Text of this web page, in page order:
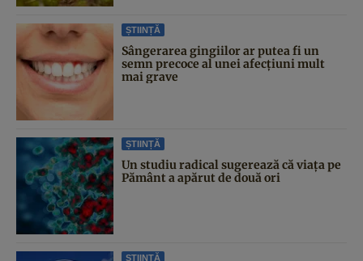
ȘTIINȚĂ
Sângerarea gingiilor ar putea fi un
semn precoce al unei afecțiuni mult
mai grave
ȘTIINȚĂ
Un studiu radical sugerează că viața pe
Pământ a apărut de două ori
ȘTIINȚĂ